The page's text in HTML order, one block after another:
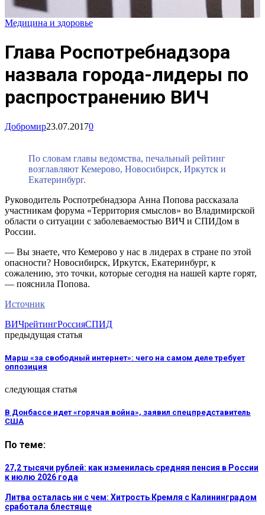
Медицина и здоровье
Глава Роспотребнадзора
назвала города-лидеры по
распространению ВИЧ
Добромир23.07.20170
По словам главы ведомства, печальный рейтинг
возглавляют Кемерово, Новосибирск, Иркутск и
Екатеринбург.
Руководитель Роспотребнадзора Анна Попова рассказала
участникам форума «Территория смыслов» во Владимирской
области о ситуации с заболеваемостью ВИЧ и СПИДом в
России.
— Вы знаете, что Кемерово у нас в лидерах в стране по этой
опасности? Новосибирск, Иркутск, Екатеринбург, к
сожалению, это точки, которые сегодня на нашей карте горят,
— пояснила Попова.
Источник
ВИЧрейтингРоссияСПИД
предыдущая статья
Марш «за свободный интернет»: чего на самом деле требует
оппозиция
следующая статья
В Донбассе идет «горячая война», заявил спецпредставитель
США
По теме:
27,2 тысячи рублей: как изменилась средняя пенсия в России
к июлю 2026 года
Литва осталась ни с чем: Хитрость Кремля с Калининградом
сработала блестяще